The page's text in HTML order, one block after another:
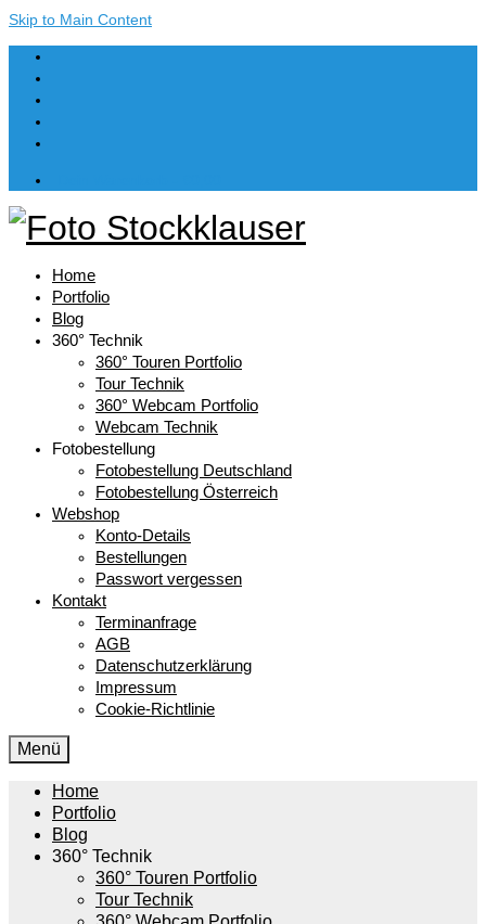
Skip to Main Content
Home
Portfolio
Blog
360° Technik
360° Touren Portfolio
Tour Technik
360° Webcam Portfolio
Webcam Technik
Fotobestellung
Fotobestellung Deutschland
Fotobestellung Österreich
Webshop
Konto-Details
Bestellungen
Passwort vergessen
Kontakt
Terminanfrage
AGB
Datenschutzerklärung
Impressum
Cookie-Richtlinie
Menü
Home
Portfolio
Blog
360° Technik
360° Touren Portfolio
Tour Technik